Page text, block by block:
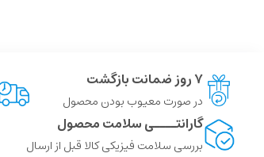
۷ روز ضمانت بازگشت
در صورت معیوب بودن محصول
گارانتــــی سلامت محصول
بررسی سلامت فیزیکی کالا قبل از ارسال